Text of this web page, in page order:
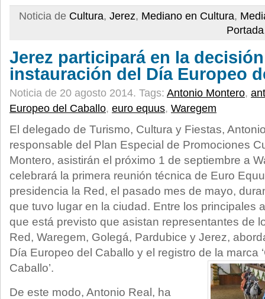
Noticia de Cultura, Jerez, Mediano en Cultura,
Portada
Jerez participará en la
instauración del Día Europeo
Noticia de 20 agosto 2014. Tags: Antonio Montero,
Europeo del Caballo, euro equus, Waregem
El delegado de Turismo, Cultura y Fiestas,
responsable del Plan Especial de Promociones
Montero, asistirán el próximo 1 de septiembre a
celebrará la primera reunión técnica de Euro
presidencia la Red, el pasado mes de mayo,
que tuvo lugar en la ciudad. Entre los principales
que está previsto que asistan representantes de
Red, Waregem, Golegá, Pardubice y Jerez,
Día Europeo del Caballo y el registro de la marca
Caballo’.
De este modo, Antonio Real, ha